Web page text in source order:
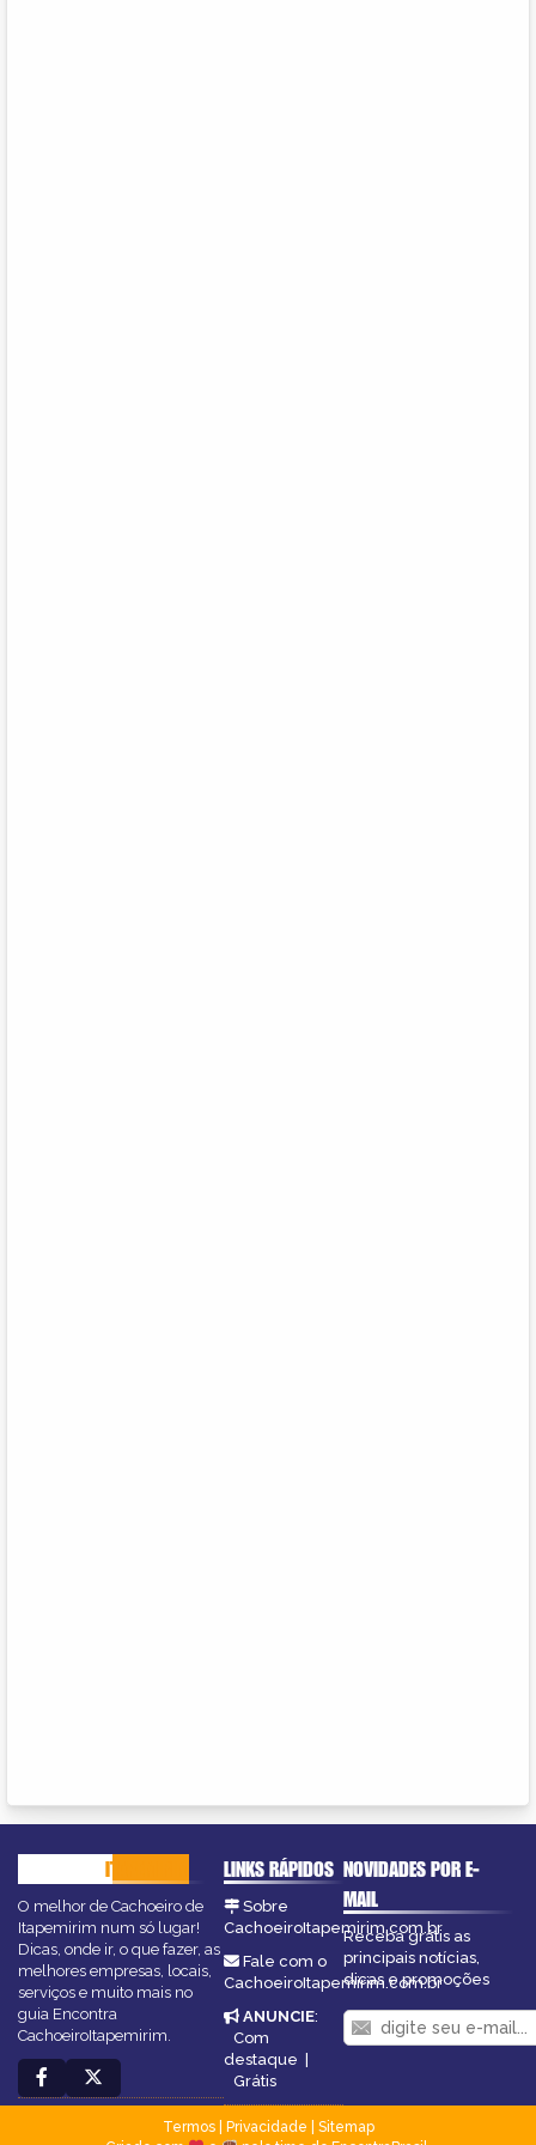
ITAPEMIRIM
O melhor de Cachoeiro de
Itapemirim num só lugar!
Dicas, onde ir, o que fazer, as
melhores empresas, locais,
serviços e muito mais no
guia Encontra
CachoeiroItapemirim.
LINKS RÁPIDOS
Sobre
CachoeiroItapemirim.com.br
Fale com o
CachoeiroItapemirim.com.br
ANUNCIE:
Com
destaque |
Grátis
NOVIDADES POR E-
MAIL
Receba grátis as
principais notícias,
dicas e promoções
Termos| Privacidade
Sitemap